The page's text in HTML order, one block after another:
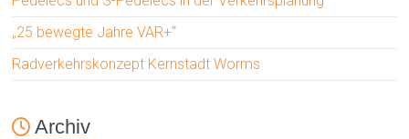
„25 bewegte Jahre VAR+“
Radverkehrskonzept Kernstadt Worms
Archiv